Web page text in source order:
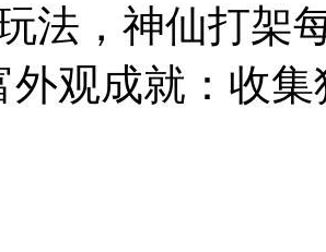
法，神仙打架
外观成就：收